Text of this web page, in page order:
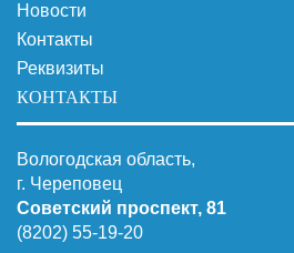
Новости
Контакты
Реквизиты
КОНТАКТЫ
Вологодская область,
г. Череповец
Советский проспект, 81
(8202) 55-19-20